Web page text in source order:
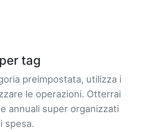
tag
preimpostata, utilizza i
le operazioni. Otterrai
annuali super organizzati
spesa.